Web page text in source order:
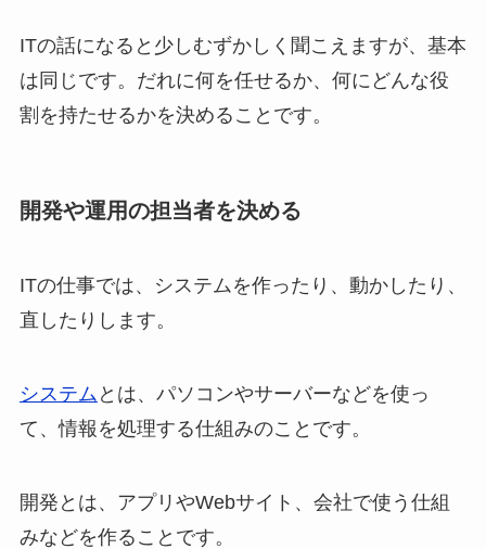
ITの話になると少しむずかしく聞こえますが、基本
は同じです。だれに何を任せるか、何にどんな役
割を持たせるかを決めることです。
開発や運用の担当者を決める
ITの仕事では、システムを作ったり、動かしたり、
直したりします。
システム とは、パソコンやサーバーなどを使っ
て、情報を処理する仕組みのことです。
開発とは、アプリやWebサイト、会社で使う仕組
みなどを作ることです。